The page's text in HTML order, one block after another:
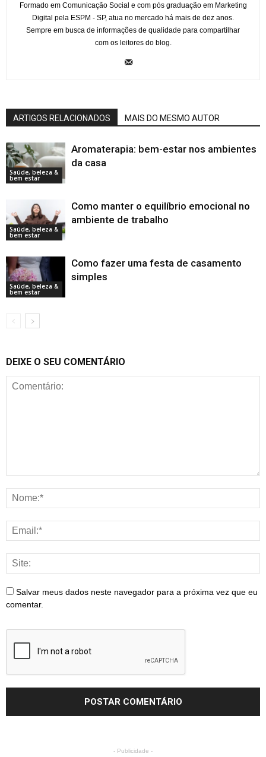
Formado em Comunicação Social e com pós graduação em Marketing
Digital pela ESPM - SP, atua no mercado há mais de dez anos.
Sempre em busca de informações de qualidade para compartilhar
com os leitores do blog.
ARTIGOS RELACIONADOS MAIS DO MESMO AUTOR
Saúde, beleza &
bem estar
Aromaterapia: bem-estar nos ambientes
da casa
Saúde, beleza &
bem estar
Como manter o equilíbrio emocional no
ambiente de trabalho
Saúde, beleza &
bem estar
Como fazer uma festa de casamento
simples
DEIXE O SEU COMENTÁRIO
Salvar meus dados neste navegador para a próxima vez que eu
comentar.
- Publicidade -